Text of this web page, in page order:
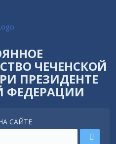
ЧЕЧЕНСКОЙ
ПРЕЗИДЕНТЕ
ФЕДЕРАЦИИ
САЙТЕ